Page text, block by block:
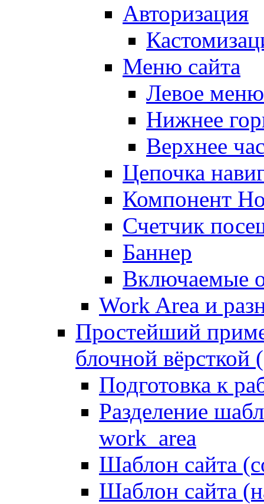
Авторизация
Меню сайта
Левое меню
Нижнее
Верхнее
Цепочка
Компонент
Счетчик
Баннер
Включаемые
Work Area и
Простейший
блочной вёрсткой
Подготовка к
Разделение
work_area
Шаблон сайта
Шаблон сайта